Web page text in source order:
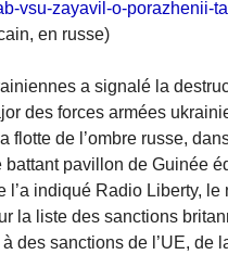
vsu-zayavil-o-porazhenii-
en russe)
a signalé la
des forces armées
flotte de l’ombre russe,
battant pavillon de Guinée
indiqué Radio Liberty,
la liste des sanctions
des sanctions de l’UE, de